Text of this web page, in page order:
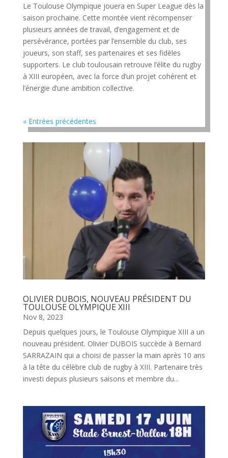
Le Toulouse Olympique jouera en Super League dès la
saison prochaine. Cette montée vient récompenser
plusieurs années de travail, d’engagement et de
persévérance, portées par l’ensemble du club, ses
joueurs, son staff, ses partenaires et ses fidèles
supporters. Le club toulousain retrouve l’élite du rugby
à XIII européen, avec la force d’un projet cohérent et
l’énergie d’une ambition collective.
« Entrées précédentes
OLIVIER DUBOIS, NOUVEAU PRÉSIDENT DU
TOULOUSE OLYMPIQUE XIII
Nov 8, 2023
Depuis quelques jours, le Toulouse Olympique XIII a un
nouveau président. Olivier DUBOIS succède à Bernard
SARRAZAIN qui a choisi de passer la main après 10 ans
à la tête du célèbre club de rugby à XIII. Partenaire très
investi depuis plusieurs saisons et membre du...